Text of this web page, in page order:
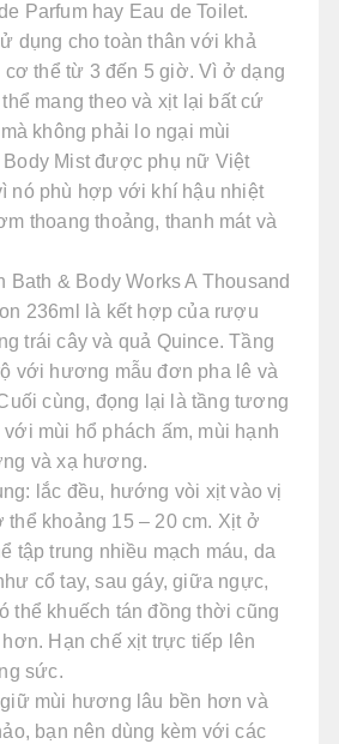
Parfum hay Eau de Toilet.
dụng cho toàn thân với khả
cơ thể từ 3 đến 5 giờ. Vì ở dạng
mang theo và xịt lại bất cứ
không phải lo ngại mùi
Mist được phụ nữ Việt
nó phù hợp với khí hậu nhiệt
thoang thoảng, thanh mát và
Bath & Body Works A Thousand
236ml là kết hợp của rượu
trái cây và quả Quince. Tầng
với hương mẫu đơn pha lê và
cùng, đọng lại là tầng tương
mùi hổ phách ấm, mùi hạnh
và xạ hương.
lắc đều, hướng vòi xịt vào vị
thể khoảng 15 – 20 cm. Xịt ở
tập trung nhiều mạch máu, da
cổ tay, sau gáy, giữa ngực,
thể khuếch tán đồng thời cũng
Hạn chế xịt trực tiếp lên
sức.
mùi hương lâu bền hơn và
bạn nên dùng kèm với các